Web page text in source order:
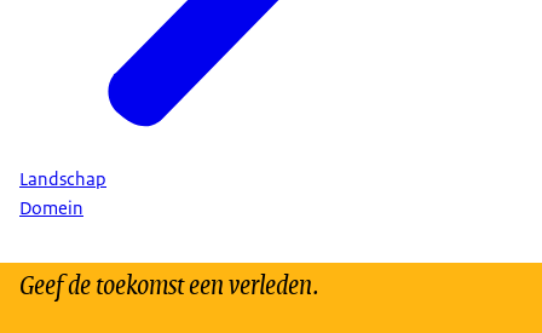
Landschap
Domein
Geef de toekomst een verleden.